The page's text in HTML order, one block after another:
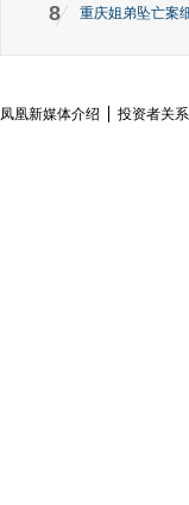
8 重庆姐弟坠亡案
凤凰新媒体介绍 投资者关